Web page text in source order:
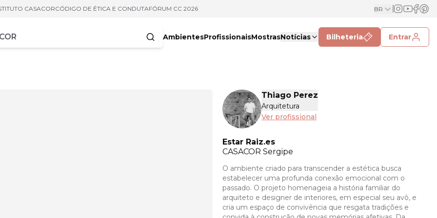
CASACORCÓDIGO DE ÉTICA E CONDUTAFÓRUM CC 2026 BR
AmbientesProfissionaisMostrasNotícias Bilheteria Entrar
Thiago Perez
Arquitetura
Ver profissional
Estar Raiz.es
CASACOR Sergipe
O ambiente criado para transcender a estética busca
estabelecer uma profunda conexão emocional com o
passado. O projeto homenageia a história familiar do
arquiteto e designer de interiores, em especial seu avô, e
cria um espaço de convivência que resgata tradições e